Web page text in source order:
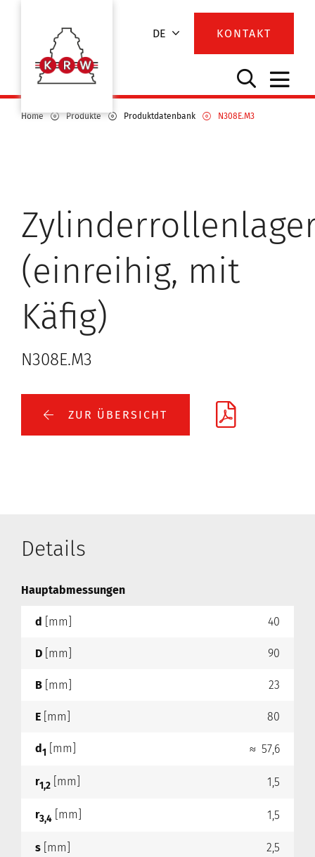
DE KONTAKT
Home Produkte Produktdatenbank N308E.M3
(einreihig, mit
Käfig)
N308E.M3
ZUR ÜBERSICHT
Details
Hauptabmessungen
d [mm] 40
D [mm] 90
B [mm] 23
E [mm] 80
d1 [mm] ≈ 57,6
r1,2 [mm] 1,5
r3,4 [mm] 1,5
s [mm] 2,5